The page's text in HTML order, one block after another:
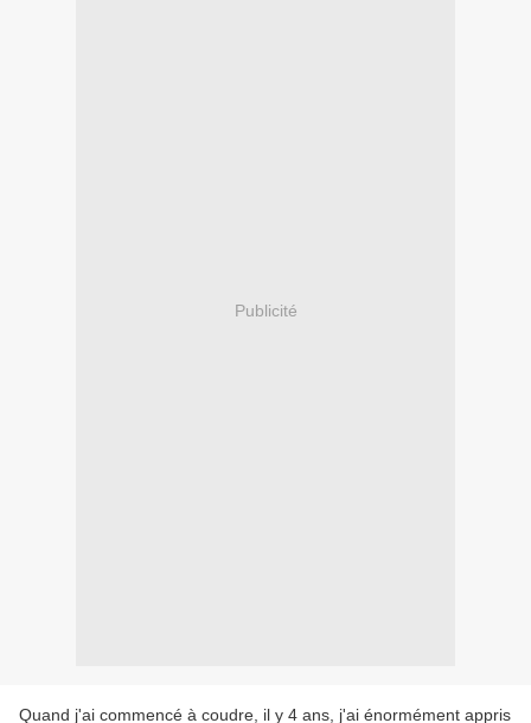
Publicité
Quand j'ai commencé à coudre, il y 4 ans, j'ai énormément appris